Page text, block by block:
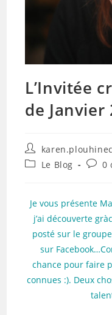
L’Invitée
de Janvier
Auteur/autrice
de
karen.plouhinec
PostLe Blog 0
Je vous présente
j’ai découverte
posté sur le
sur
chance pour faire
connues :). Deux